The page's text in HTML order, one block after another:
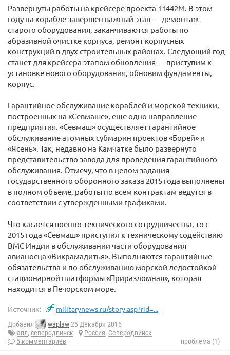
Развернуты работы на крейсере проекта 11442М. В этом
году на корабле завершен важный этап — демонтаж
старого оборудования, заканчиваются работы по
абразивной очистке корпуса, ремонт корпусных
конструкций в двух строительных районах. Следующий год
станет для крейсера этапом обновления — приступим к
установке нового оборудования, обновим фундаменты,
корпус.
Гарантийное обслуживание кораблей и морской техники,
построенных на «Севмаше», еще одно направление
предприятия. «Севмаш» осуществляет гарантийное
обслуживание атомных субмарин проектов «Борей» и
«Ясень». Так, недавно на Камчатке было развернуто
представительство завода для проведения гарантийного
обслуживания. Отмечу, что в целом задания
государственного оборонного заказа 2015 года выполнены
в полном объеме, работы по всем контрактам ведутся в
соответствии с утвержденными графиками.
Что касается военно-технического сотрудничества, то с
2015 года «Севмаш» приступил к техническому содействию
ВМС Индии в обслуживании части оборудования
авианосца «Викрамадитья». Выполняются гарантийные
обязательства и по обслуживанию морской ледостойкой
стационарной платформы «Приразломная», которая
находится в Печорском море.
Источник: militarynews.ru/story.asp?rid=...
Добавил waplaw25 Декабря 2015
апл, северодвинск Россия, Северодвинск
5 комментариев
проблема (1)